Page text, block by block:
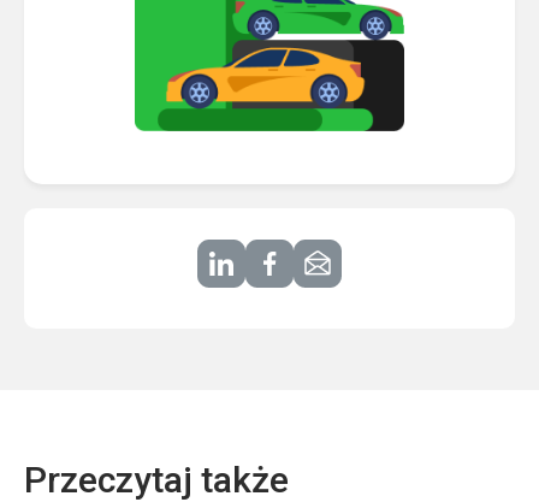
Przeczytaj także